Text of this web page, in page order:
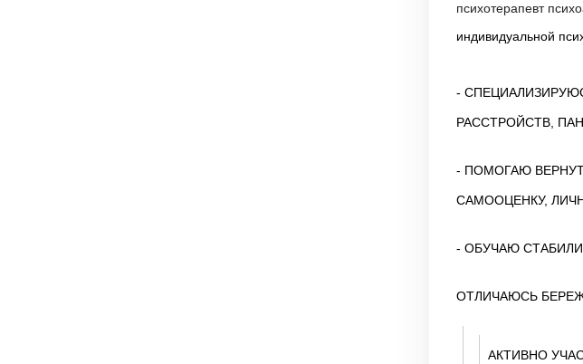
психотерапевт
индивидуальной
-
РАССТРОЙСТВ,
- ПОМОГАЮ
САМООЦЕНКУ,
- ОБУЧАЮ
ОТЛИЧАЮСЬ
АКТИВНО